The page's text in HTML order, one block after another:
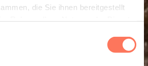
die Sie ihnen bereitgestellt